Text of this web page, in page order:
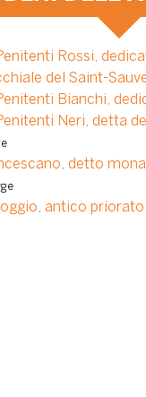
Rossi,
del Saint-
Bianchi,
Neri, detta
detto
antico